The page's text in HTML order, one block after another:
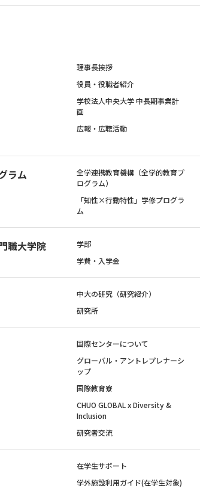
理事長挨拶
役員・役職者紹介
学校法人中央大学 中長期事業計
画
広報・広聴活動
ラム
全学連携教育機構（全学的教育プ
ログラム）
「知性×行動特性」学修プログラ
ム
職大学院 学部
学費・入学金
中大の研究（研究紹介）
研究所
国際センターについて
グローバル・アントレプレナーシ
ップ
国際教育寮
CHUO GLOBAL x Diversity &
Inclusion
研究者交流
在学生サポート
学外施設利用ガイド(在学生対象)